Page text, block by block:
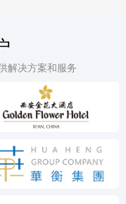
解决方案和服务